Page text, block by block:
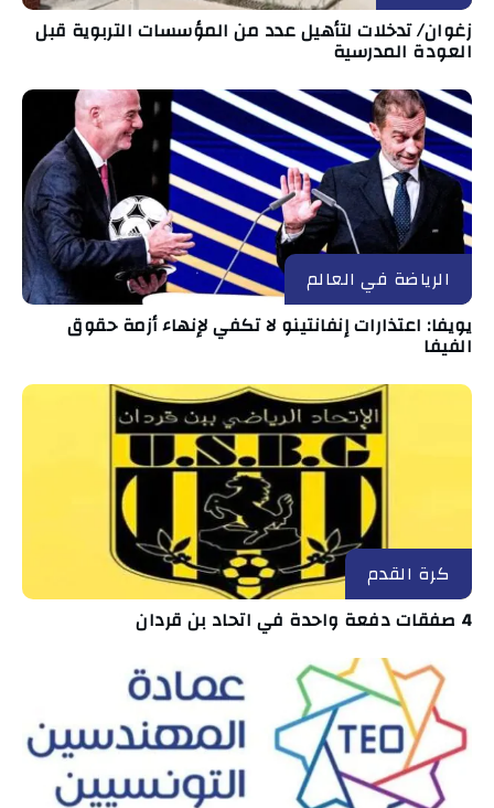
زغوان/ تدخلات لتأهيل عدد من المؤسسات التربوية قبل
العودة المدرسية
الرياضة في العالم
يويفا: اعتذارات إنفانتينو لا تكفي لإنهاء أزمة حقوق
الفيفا
كرة القدم
4 صفقات دفعة واحدة في اتحاد بن قردان